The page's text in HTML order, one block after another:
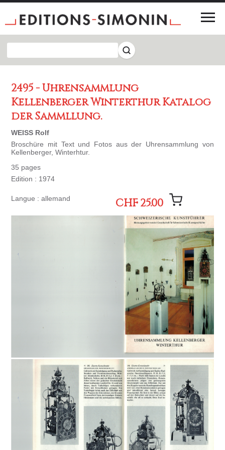
2495 - Uhrensammlung
Kellenberger Winterthur Katalog
der Sammllung.
WEISS Rolf
Broschüre mit Text und Fotos aus der Uhrensammlung von
Kellenberger, Winterhtur.
35 pages
Edition : 1974
Langue : allemand CHF 25.00